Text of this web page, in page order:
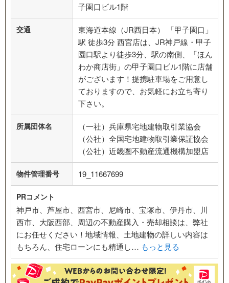
子園口ビル1階
交通
東海道本線（JR西日本） 「甲子園口」
駅 徒歩3分 西宮店は、JR神戸線・甲子
園口駅より徒歩3分、駅の南側、「ほん
わか商店街」の甲子園口ビル1階に店舗
がございます！提携駐車場をご用意し
ておりますので、お気軽にお立ち寄り
下さい。
所属団体名
（一社）兵庫県宅地建物取引業協会
（公社）全国宅地建物取引業保証協会
（公社）近畿圏不動産流通機構加盟店
物件管理番号 19_11667699
PRコメント
神戸市、芦屋市、西宮市、尼崎市、宝塚市、伊丹市、川
西市、大阪西部、周辺の不動産購入・売却相談は、弊社
にお任せください！地域情報、土地建物の詳しい内容は
もちろん、住宅ローンにも精通し… もっと見る